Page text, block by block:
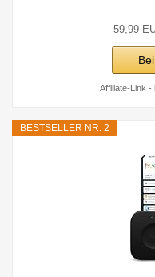
59,99
Affiliate-Link -
BESTSELLER NR. 2